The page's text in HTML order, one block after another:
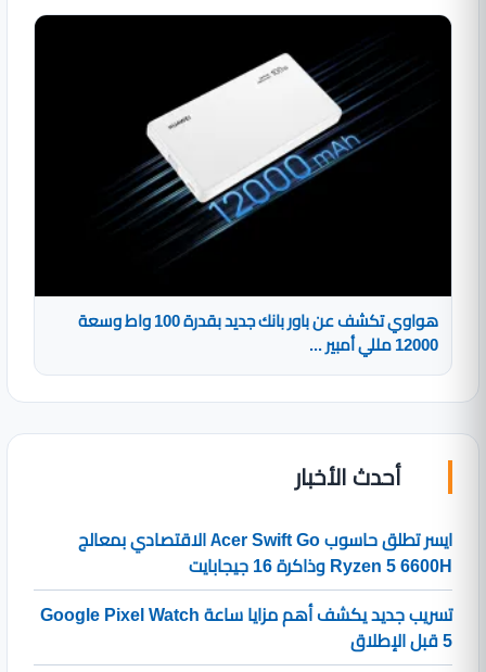
هواوي تكشف عن باور بانك جديد بقدرة 100 واط وسعة
12000 مللي أمبير ...
أحدث الأخبار
ايسر تطلق حاسوب Acer Swift Go الاقتصادي بمعالج
Ryzen 5 6600H وذاكرة 16 جيجابايت
تسريب جديد يكشف أهم مزايا ساعة Google Pixel Watch
5 قبل الإطلاق